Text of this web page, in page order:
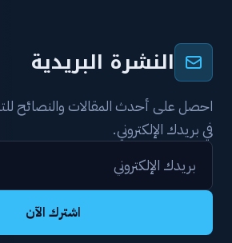
النشرة البريدية
احصل على أحدث المقالات والنصائح
في بريدك الإلكتروني.
اشترك الآن